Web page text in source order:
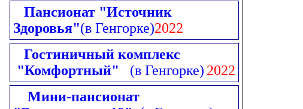
Пансионат "Источник
Здоровья"(в Генгорке)2022
Гостиничный комплекс
"Комфортный" (в Генгорке) 2022
Мини-пансионат